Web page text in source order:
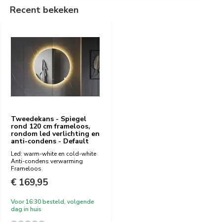
Recent bekeken
Tweedekans - Spiegel
rond 120 cm frameloos,
rondom led verlichting en
anti-condens - Default
Led: warm-white en cold-white
Anti-condens verwarming
Frameloos
€ 169,95
Voor 16:30 besteld, volgende
dag in huis